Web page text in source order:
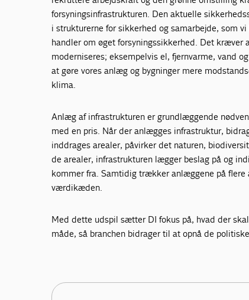
forsyningsinfrastrukturen. Den aktuelle
i strukturerne for sikkerhed og samarbejde, som
handler om øget forsyningssikkerhed. Det kræver
moderniseres; eksempelvis el, fjernvarme, vand
at gøre vores anlæg og bygninger mere
klima.
Anlæg af infrastrukturen er grundlæggende
med en pris. Når der anlægges infrastruktur,
inddrages arealer, påvirker det naturen,
de arealer, infrastrukturen lægger beslag på og
kommer fra. Samtidig trækker anlæggene på
værdikæden.
Med dette udspil sætter DI fokus på, hvad der
måde, så branchen bidrager til at opnå de